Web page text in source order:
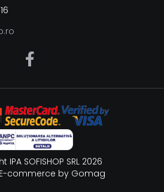
SOFISHOP SRL 2026
commerce by Gomag